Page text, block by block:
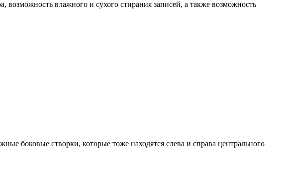
влажного и сухого стирания записей, а также возможность
боковые створки, которые тоже находятся слева и справа центрального